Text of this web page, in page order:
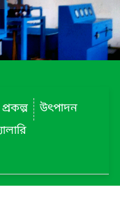
প্রকল্প
উৎপাদন